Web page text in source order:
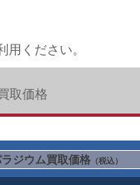
ください。
取価格
ジウム買取価格 （税込）